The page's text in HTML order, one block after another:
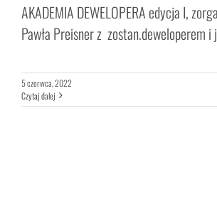
AKADEMIA DEWELOPERA edycja I,
Pawła Preisner z zostan.deweloperem i
5 czerwca, 2022
Czytaj dalej